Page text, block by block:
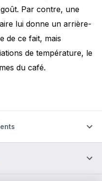
Par contre, une
lui donne un arrière-
de ce fait, mais
de température, le
du café.